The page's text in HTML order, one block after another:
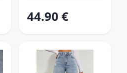
44.90 €